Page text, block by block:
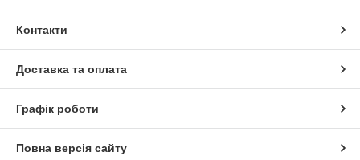
Контакти
Доставка та оплата
Графік роботи
Повна версія сайту